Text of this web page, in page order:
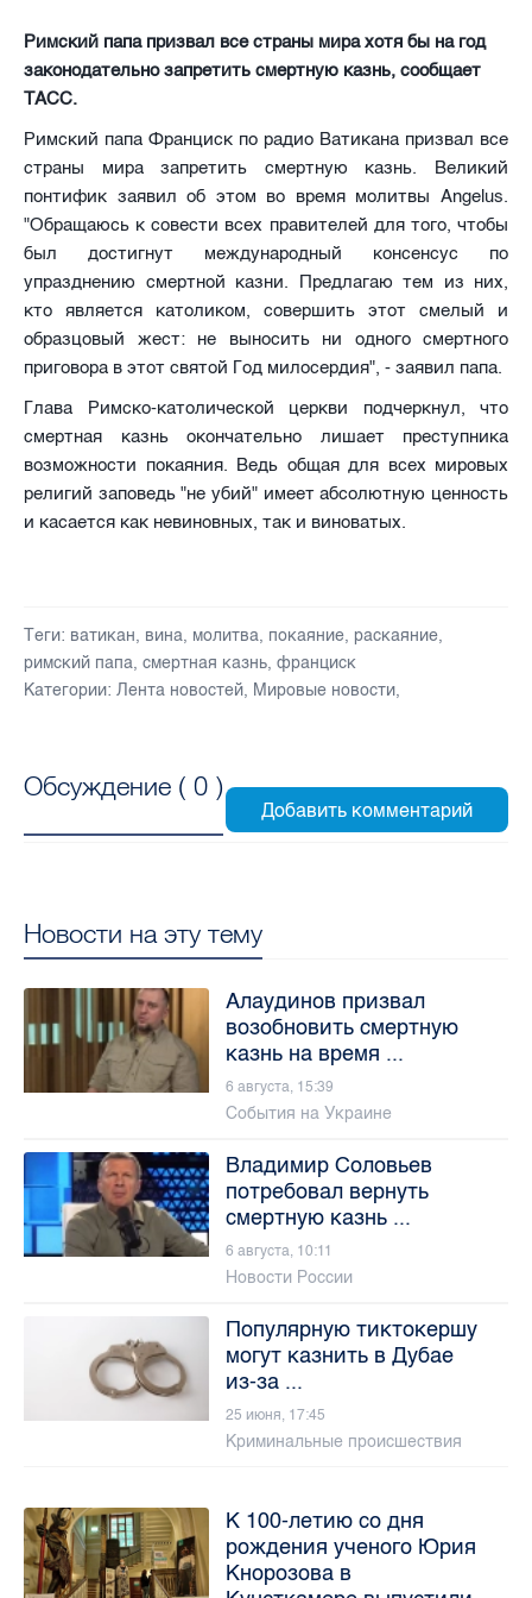
Римский папа призвал все страны мира хотя бы на год
законодательно запретить смертную казнь, сообщает
ТАСС.
Римский папа Франциск по радио Ватикана призвал все
страны мира запретить смертную казнь. Великий
понтифик заявил об этом во время молитвы Angelus.
"Обращаюсь к совести всех правителей для того, чтобы
был достигнут международный консенсус по
упразднению смертной казни. Предлагаю тем из них,
кто является католиком, совершить этот смелый и
образцовый жест: не выносить ни одного смертного
приговора в этот святой Год милосердия", - заявил папа.
Глава Римско-католической церкви подчеркнул, что
смертная казнь окончательно лишает преступника
возможности покаяния. Ведь общая для всех мировых
религий заповедь "не убий" имеет абсолютную ценность
и касается как невиновных, так и виноватых.
Теги: ватикан, вина, молитва, покаяние, раскаяние,
римский папа, смертная казнь, франциск
Категории: Лента новостей, Мировые новости,
Обсуждение ( 0 )
Новости на эту тему
Алаудинов призвал
возобновить смертную
казнь на время ...
6 августа, 15:39
События на Украине
Владимир Соловьев
потребовал вернуть
смертную казнь ...
6 августа, 10:11
Новости России
Популярную тиктокершу
могут казнить в Дубае
из-за ...
25 июня, 17:45
Криминальные происшествия
К 100-летию со дня
рождения ученого Юрия
Кнорозова в